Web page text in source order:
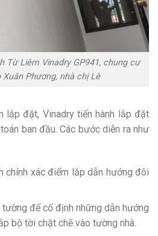
Từ Liêm Vinadry GP941, chung cư
Xuân Phương, nhà chị Lê
lắp đặt, Vinadry tiến hành lắp đặt
ban đầu. Các bước diễn ra như
chính xác điểm lắp dẫn hướng đôi
tường để cố định những dẫn hướng
bộ tời chặt chẽ vào tường nhà.